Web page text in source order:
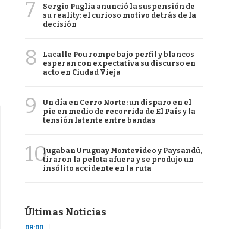
7
Sergio Puglia anunció la suspensión de
su reality: el curioso motivo detrás de la
decisión
8
Lacalle Pou rompe bajo perfil y blancos
esperan con expectativa su discurso en
acto en Ciudad Vieja
9
Un día en Cerro Norte: un disparo en el
pie en medio de recorrida de El País y la
tensión latente entre bandas
10Jugaban Uruguay Montevideo y Paysandú,
tiraron la pelota afuera y se produjo un
insólito accidente en la ruta
Últimas Noticias